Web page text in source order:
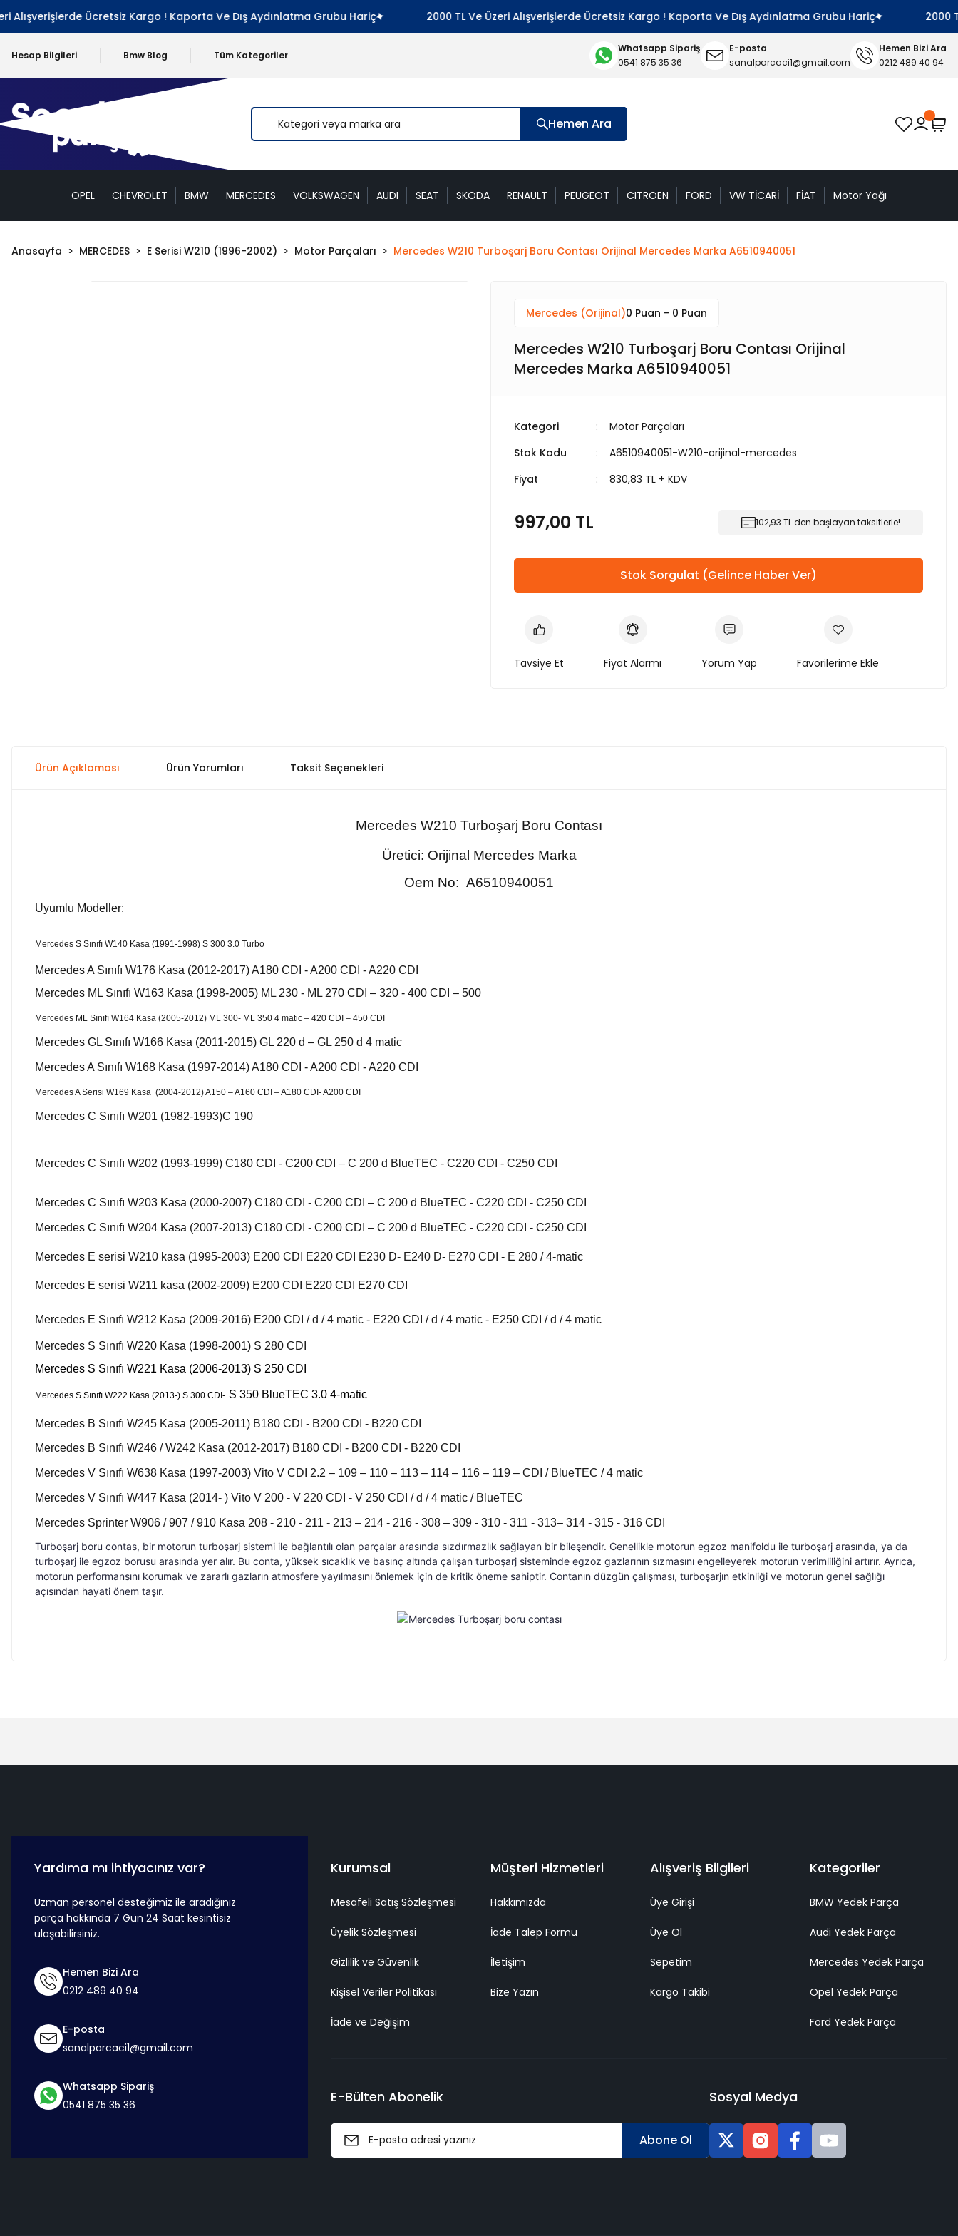
Ücretsiz Kargo ! Kaporta Ve Dış Aydınlatma Grubu Hariç 2000 TL Ve Üzeri Alışverişlerde Ücretsiz Kargo ! Kaporta Ve Dış Aydınlatma Grubu Hariç 2000 TL
Hesap Bilgileri Bmw Blog Tüm Kategoriler
Whatsapp Sipariş
0541 875 35 36
E-posta
sanalparcaci1@gmail.com
Hemen Bizi Ara
0212 489 40 94
Hemen Ara
OPEL CHEVROLET BMW MERCEDES VOLKSWAGEN AUDI SEAT SKODA RENAULT PEUGEOT CITROEN FORD VW TİCARİ FİAT Motor Yağı
Anasayfa MERCEDES E Serisi W210 (1996-2002) Motor Parçaları Mercedes W210 Turboşarj Boru Contası Orijinal Mercedes Marka A6510940051
Mercedes (Orijinal)0 Puan - 0 Puan
Mercedes W210 Turboşarj Boru Contası Orijinal
Mercedes Marka A6510940051
Kategori
Motor Parçaları
Stok Kodu
A6510940051-W210-orijinal-mercedes
Fiyat
830,83 TL + KDV
997,00 TL 102,93 TL den başlayan taksitlerle!
Stok Sorgulat (Gelince Haber Ver)
Tavsiye Et Fiyat Alarmı Yorum Yap
Ürün Açıklaması Ürün Yorumları Taksit Seçenekleri
Mercedes W210 Turboşarj Boru Contası
Üretici: Orijinal Mercedes Marka
Oem No: A6510940051
Uyumlu Modeller:
Mercedes S Sınıfı W140 Kasa (1991-1998) S 300 3.0 Turbo
Mercedes A Sınıfı W176 Kasa (2012-2017) A180 CDI - A200 CDI - A220 CDI
Mercedes ML Sınıfı W163 Kasa (1998-2005) ML 230 - ML 270 CDI – 320 - 400 CDI – 500
Mercedes ML Sınıfı W164 Kasa (2005-2012) ML 300- ML 350 4 matic – 420 CDI – 450 CDI
Mercedes GL Sınıfı W166 Kasa (2011-2015) GL 220 d – GL 250 d 4 matic
Mercedes A Sınıfı W168 Kasa (1997-2014) A180 CDI - A200 CDI - A220 CDI
Mercedes A Serisi W169 Kasa (2004-2012) A150 – A160 CDI – A180 CDI- A200 CDI
Mercedes C Sınıfı W201 (1982-1993)C 190
Mercedes C Sınıfı W202 (1993-1999) C180 CDI - C200 CDI – C 200 d BlueTEC - C220 CDI - C250 CDI
Mercedes C Sınıfı W203 Kasa (2000-2007) C180 CDI - C200 CDI – C 200 d BlueTEC - C220 CDI - C250 CDI
Mercedes C Sınıfı W204 Kasa (2007-2013) C180 CDI - C200 CDI – C 200 d BlueTEC - C220 CDI - C250 CDI
Mercedes E serisi W210 kasa (1995-2003) E200 CDI E220 CDI E230 D- E240 D- E270 CDI - E 280 / 4-matic
Mercedes E serisi W211 kasa (2002-2009) E200 CDI E220 CDI E270 CDI
Mercedes E Sınıfı W212 Kasa (2009-2016) E200 CDI / d / 4 matic - E220 CDI / d / 4 matic - E250 CDI / d / 4 matic
Mercedes S Sınıfı W220 Kasa (1998-2001) S 280 CDI
Mercedes S Sınıfı W221 Kasa (2006-2013) S 250 CDI
Mercedes S Sınıfı W222 Kasa (2013-) S 300 CDI- S 350 BlueTEC 3.0 4-matic
Mercedes B Sınıfı W245 Kasa (2005-2011) B180 CDI - B200 CDI - B220 CDI
Mercedes B Sınıfı W246 / W242 Kasa (2012-2017) B180 CDI - B200 CDI - B220 CDI
Mercedes V Sınıfı W638 Kasa (1997-2003) Vito V CDI 2.2 – 109 – 110 – 113 – 114 – 116 – 119 – CDI / BlueTEC / 4 matic
Mercedes V Sınıfı W447 Kasa (2014- ) Vito V 200 - V 220 CDI - V 250 CDI / d / 4 matic / BlueTEC
Mercedes Sprinter W906 / 907 / 910 Kasa 208 - 210 - 211 - 213 – 214 - 216 - 308 – 309 - 310 - 311 - 313– 314 - 315 - 316 CDI
Turboşarj boru contas, bir motorun turboşarj sistemi ile bağlantılı olan parçalar arasında sızdırmazlık sağlayan bir bileşendir. Genellikle motorun egzoz manifoldu ile turboşarj arasında, ya da
turboşarj ile egzoz borusu arasında yer alır. Bu conta, yüksek sıcaklık ve basınç altında çalışan turboşarj sisteminde egzoz gazlarının sızmasını engelleyerek motorun verimliliğini artırır. Ayrıca,
motorun performansını korumak ve zararlı gazların atmosfere yayılmasını önlemek için de kritik öneme sahiptir. Contanın düzgün çalışması, turboşarjın etkinliği ve motorun genel sağlığı
açısından hayati önem taşır.
Yardıma mı ihtiyacınız var?
Uzman personel desteğimiz ile aradığınız
parça hakkında 7 Gün 24 Saat kesintisiz
ulaşabilirsiniz.
Hemen Bizi Ara
0212 489 40 94
E-posta
sanalparcaci1@gmail.com
Whatsapp Sipariş
0541 875 35 36
Kurumsal
Mesafeli Satış Sözleşmesi
Üyelik Sözleşmesi
Gizlilik ve Güvenlik
Kişisel Veriler Politikası
İade ve Değişim
Müşteri Hizmetleri
Hakkımızda
İade Talep Formu
İletişim
Bize Yazın
Alışveriş Bilgileri
Üye Girişi
Üye Ol
Sepetim
Kargo Takibi
Kategoriler
BMW Yedek Parça
Audi Yedek Parça
Mercedes Yedek Parça
Opel Yedek Parça
Ford Yedek Parça
E-Bülten Abonelik
Abone Ol
Sosyal Medya